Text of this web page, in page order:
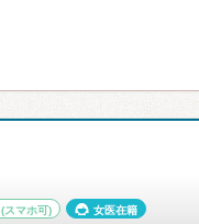
(スマホ可) 女医在籍